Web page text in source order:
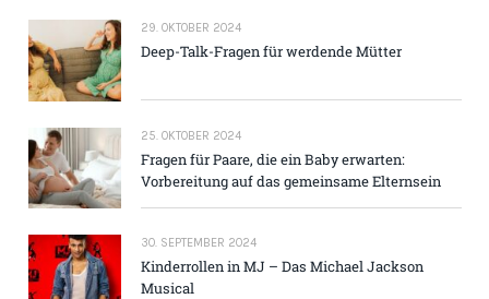
29. OKTOBER 2024
Deep-Talk-Fragen für werdende Mütter
25. OKTOBER 2024
Fragen für Paare, die ein Baby erwarten:
Vorbereitung auf das gemeinsame Elternsein
30. SEPTEMBER 2024
Kinderrollen in MJ – Das Michael Jackson
Musical